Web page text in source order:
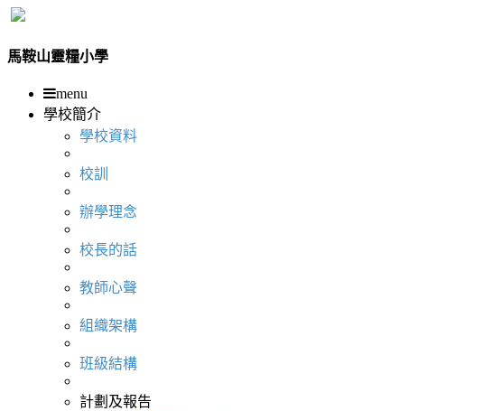
馬鞍山靈糧小學
menu
學校簡介
學校資料
校訓
辦學理念
校長的話
教師心聲
組織架構
班級結構
計劃及報告